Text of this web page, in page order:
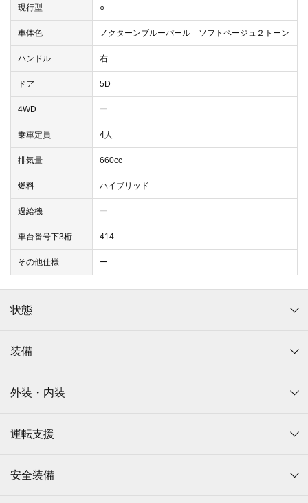
現行型 ○
車体色 ノクターンブルーパール ソフトベージュ２トーン
ハンドル 右
ドア 5D
4WD ー
乗車定員 4人
排気量 660cc
燃料 ハイブリッド
過給機 ー
車台番号下3桁 414
その他仕様 ー
状態
装備
外装・内装
運転支援
安全装備